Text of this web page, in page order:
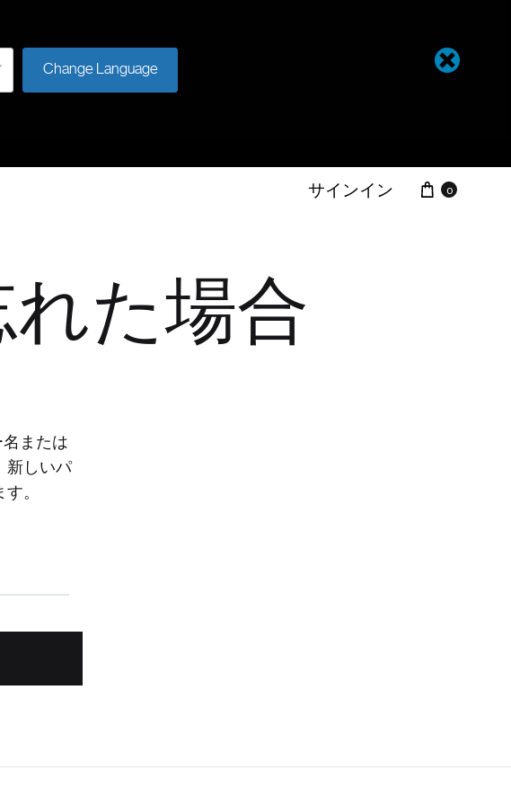
Change Language
サインイン カート
0
た場合
または
新しいパ
。